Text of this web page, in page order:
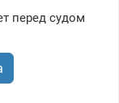
перед судом